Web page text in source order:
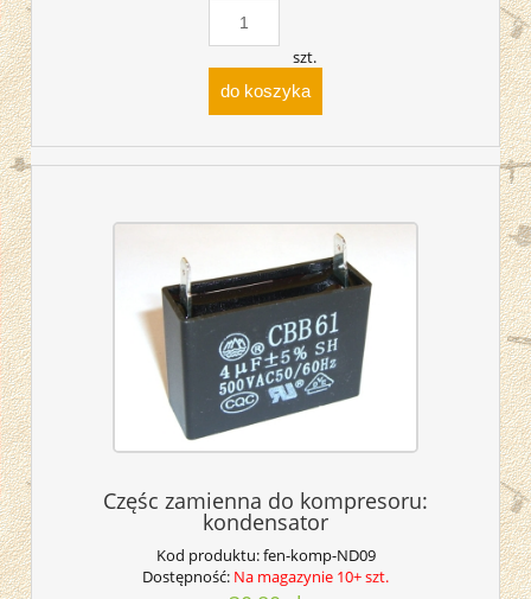
szt.
do koszyka
Częśc zamienna do kompresoru:
kondensator
Kod produktu:fen-komp-ND09
Dostępność: Na magazynie 10+ szt.